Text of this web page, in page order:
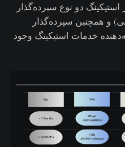
استیکینگ دو نوع سپرده‌گذار
همچنین سپرده‌گذار
خدمات استیکینگ وجود